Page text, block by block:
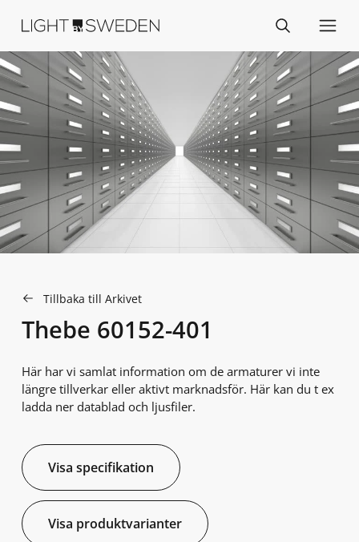
Tillbaka till Arkivet
Thebe 60152-401
Här har vi samlat information om de armaturer vi inte
längre tillverkar eller aktivt marknadsför. Här kan du t ex
ladda ner datablad och ljusfiler.
Visa specifikation
Visa produktvarianter